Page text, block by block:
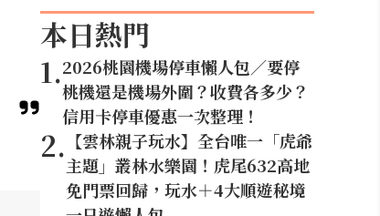
本日熱門
1.2026桃園機場停車懶人包／要停
桃機還是機場外圍？收費各多少？
信用卡停車優惠一次整理！
2. 【雲林親子玩水】全台唯一「虎爺
主題」叢林水樂園！虎尾632高地
免門票回歸，玩水＋4大順遊秘境